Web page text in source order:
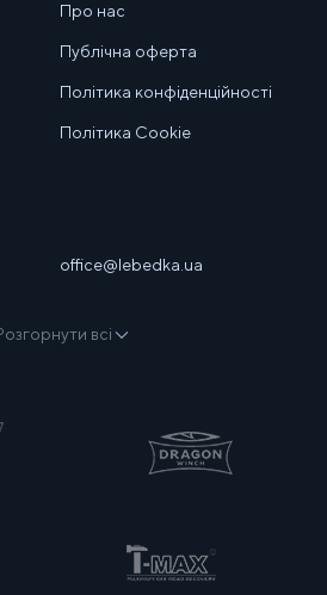
Про нас
Публічна оферта
Політика конфіденційності
Політика Cookie
office@lebedka.ua
всі